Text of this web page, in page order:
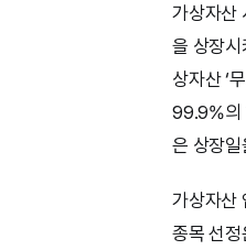
가상자산
을 상장
상자산 ‘
99.9%의
은 상장
가상자산
종목 선